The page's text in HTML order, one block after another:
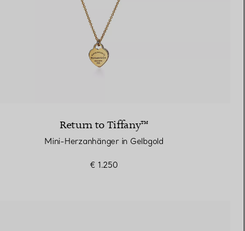
Return to Tiffany™
Mini-Herzanhänger in Gelbgold
€ 1.250